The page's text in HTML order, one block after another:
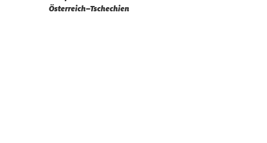
Österreich–Tschechien